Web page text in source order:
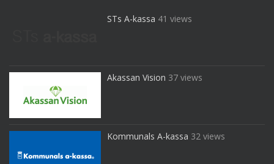
STs A-kassa 41 views
Akassan Vision 37 views
Kommunals A-kassa 32 views